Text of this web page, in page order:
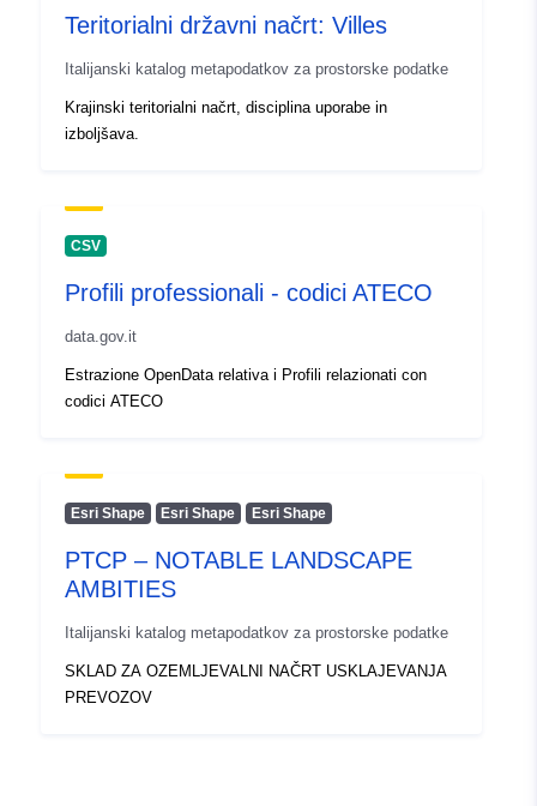
Identifikatorji:
3a1268cb-41c9-48a1-a831-
uriRef:
Teritorialni državni načrt: Villes
Italijanski katalog metapodatkov za prostorske podatke
Krajinski teritorialni načrt, disciplina uporabe in
izboljšava.
CSV
Profili professionali - codici ATECO
data.gov.it
Estrazione OpenData relativa i Profili relazionati con
codici ATECO
Esri Shape Esri Shape Esri Shape
PTCP – NOTABLE LANDSCAPE
AMBITIES
Italijanski katalog metapodatkov za prostorske podatke
SKLAD ZA OZEMLJEVALNI NAČRT USKLAJEVANJA
PREVOZOV